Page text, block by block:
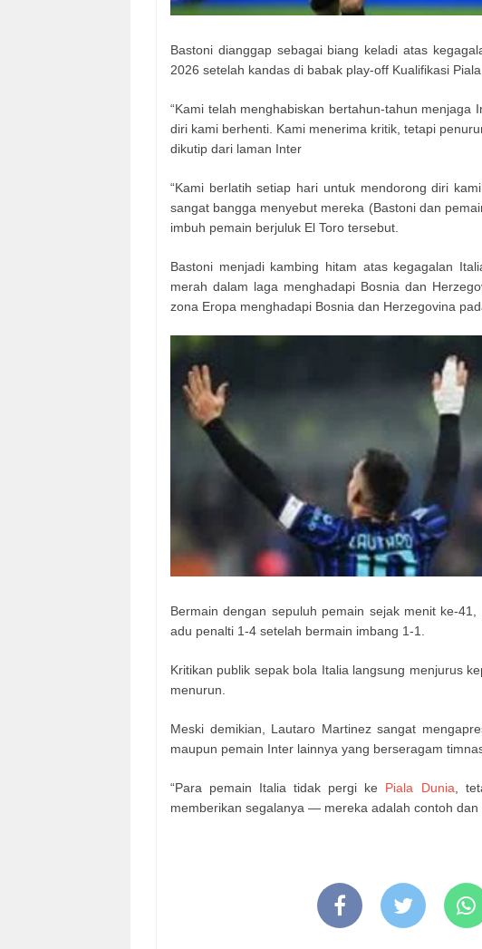
Bastoni dianggap sebagai biang keladi atas
2026 setelah kandas di babak play-off Kualifikasi
“Kami telah menghabiskan bertahun-tahun
diri kami berhenti. Kami menerima kritik, tetapi
dikutip dari laman Inter
“Kami berlatih setiap hari untuk mendorong diri
sangat bangga menyebut mereka (Bastoni dan
imbuh pemain berjuluk El Toro tersebut.
Bastoni menjadi kambing hitam atas kegagalan
merah dalam laga menghadapi Bosnia dan
zona Eropa menghadapi Bosnia dan Herzegovina
Bermain dengan sepuluh pemain sejak menit ke-
adu penalti 1-4 setelah bermain imbang 1-1.
Kritikan publik sepak bola Italia langsung menjurus
menurun.
Meski demikian, Lautaro Martinez sangat
maupun pemain Inter lainnya yang berseragam
“Para pemain Italia tidak pergi ke Piala Dunia ,
memberikan segalanya — mereka adalah contoh dan